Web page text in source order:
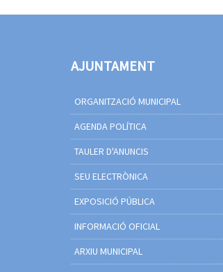
AJUNTAMENT
ORGANITZACIÓ MUNICIPAL
AGENDA POLÍTICA
TAULER D'ANUNCIS
SEU ELECTRÒNICA
EXPOSICIÓ PÚBLICA
INFORMACIÓ OFICIAL
ARXIU MUNICIPAL